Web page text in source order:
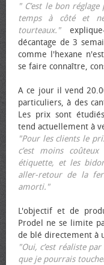
" C’est le bon
temps à côté et
tourteaux."
décantage de 3
comme l'hexane
se faire connaître,
A ce jour il vend
particuliers, à des
Les prix sont
tend actuellement à
"Pour les clients le
c’est moins
étiquette, et les
aller-retour de la
amorti."
L'objectif et de
Prodel ne se limite
de blé directement à
"Oui, c’est réaliste
que je pourrais